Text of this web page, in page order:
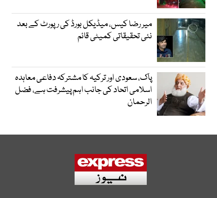
میر رضا کیس، میڈیکل بورڈ کی رپورٹ کے بعد
نئی تحقیقاتی کمیٹی قائم
پاک، سعودی اور ترکیہ کا مشترکہ دفاعی معاہدہ
اسلامی اتحاد کی جانب اہم پیشرفت ہے، فضل
الرحمان